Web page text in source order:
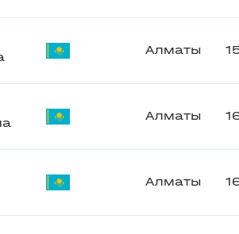
Алматы
Алматы
Алматы